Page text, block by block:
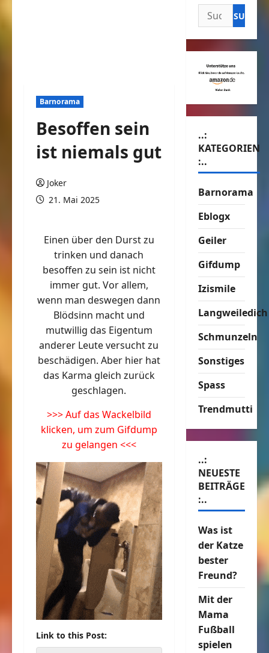
Barnorama
Besoffen sein
ist niemals gut
Joker
21. Mai 2025
Einen über den Durst zu
trinken und danach
besoffen zu sein ist nicht
immer gut. Vor allem,
wenn man deswegen dann
Blödsinn macht und
mutwillig das Eigentum
anderer Leute versucht zu
beschädigen. Aber hier hat
das Karma gleich zurück
geschlagen.
>>> Auf das Wackelbild
klicken, um zum Gifdump
zu gelangen <<<
Link to this Post:
Suchen
nach:
..:
KATEGORIEN
:..
Barnorama
Eblogx
Geiler
Gifdump
Izismile
Langweiledich
Schmunzeln
Sonstiges
Spass
Trendmutti
..:
NEUESTE
BEITRÄGE
:..
Was ist
der Katze
bester
Freund?
Mit der
Mama
Fußball
spielen